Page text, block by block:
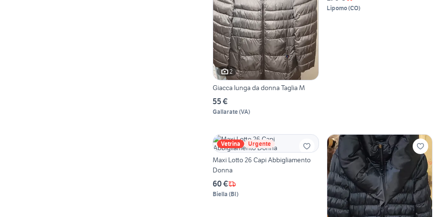
2
Giacca lunga da donna Taglia M
55 €
Gallarate(VA)
Lipomo(CO)
Vetrina Urgente
Maxi Lotto 26 Capi Abbigliamento
Donna
60 €
Biella (BI)